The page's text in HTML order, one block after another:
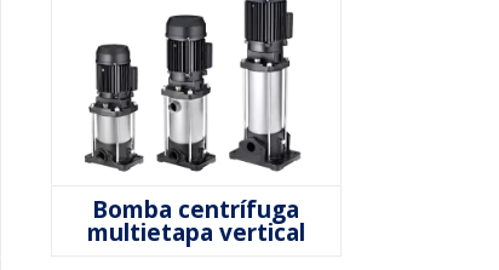
Bomba centrífuga
multietapa vertical